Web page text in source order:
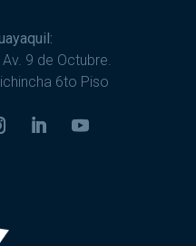
9 de Octubre.
6to Piso